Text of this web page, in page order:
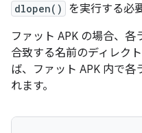
dlopen()
を実行する必
ファット APK の場合、
合致する名前のディレク
ば、ファット APK 内で各
れます。